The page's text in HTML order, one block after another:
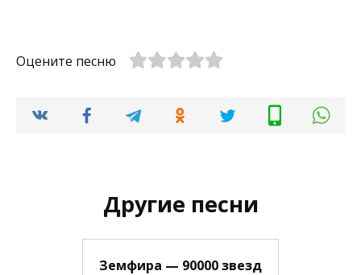
Оцените песню
Другие песни
Земфира — 90000 звезд